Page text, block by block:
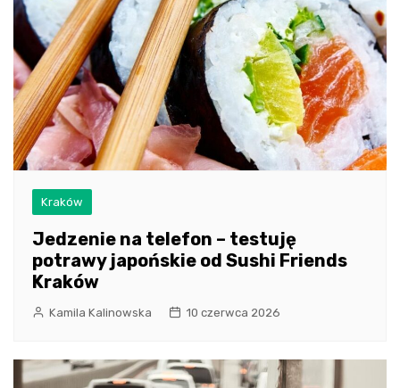
Kraków
Jedzenie na telefon – testuję
potrawy japońskie od Sushi Friends
Kraków
Kamila Kalinowska 10 czerwca 2026